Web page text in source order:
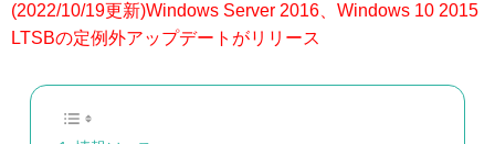
(2022/10/19更新)Windows Server 2016、Windows 10 2015
LTSBの定例外アップデートがリリース